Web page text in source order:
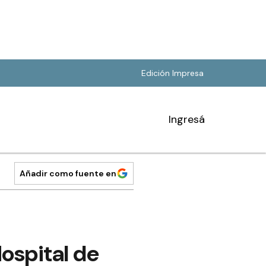
Edición Impresa
Ingresá
Añadir como fuente en
de